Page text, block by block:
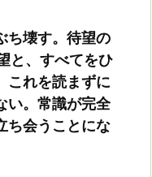
ち壊す。待望の
と、すべてをひ
これを読まずに
い。常識が完全
ち会うことにな